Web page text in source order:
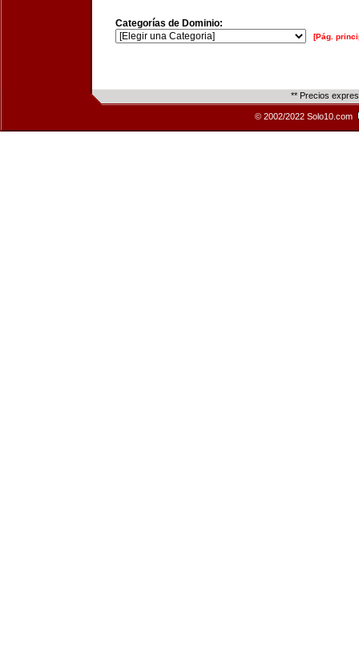
Categorías de Dominio:
[Pág.
** Precios
© 2002/2022 Solo10.com